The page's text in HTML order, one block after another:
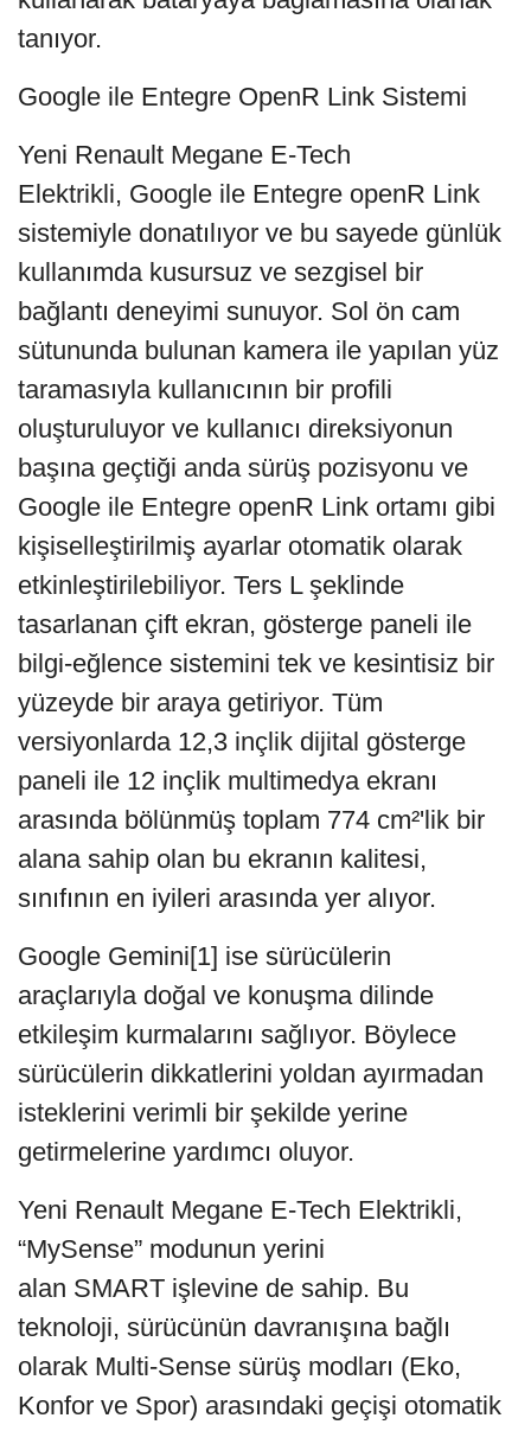
tanıyor.
Google ile Entegre OpenR Link Sistemi
Yeni Renault Megane E-Tech
Elektrikli, Google ile Entegre openR Link
sistemiyle donatılıyor ve bu sayede günlük
kullanımda kusursuz ve sezgisel bir
bağlantı deneyimi sunuyor. Sol ön cam
sütununda bulunan kamera ile yapılan yüz
taramasıyla kullanıcının bir profili
oluşturuluyor ve kullanıcı direksiyonun
başına geçtiği anda sürüş pozisyonu ve
Google ile Entegre openR Link ortamı gibi
kişiselleştirilmiş ayarlar otomatik olarak
etkinleştirilebiliyor. Ters L şeklinde
tasarlanan çift ekran, gösterge paneli ile
bilgi-eğlence sistemini tek ve kesintisiz bir
yüzeyde bir araya getiriyor. Tüm
versiyonlarda 12,3 inçlik dijital gösterge
paneli ile 12 inçlik multimedya ekranı
arasında bölünmüş toplam 774 cm²'lik bir
alana sahip olan bu ekranın kalitesi,
sınıfının en iyileri arasında yer alıyor.
Google Gemini[1] ise sürücülerin
araçlarıyla doğal ve konuşma dilinde
etkileşim kurmalarını sağlıyor. Böylece
sürücülerin dikkatlerini yoldan ayırmadan
isteklerini verimli bir şekilde yerine
getirmelerine yardımcı oluyor.
Yeni Renault Megane E-Tech Elektrikli,
“MySense” modunun yerini
alan SMART işlevine de sahip. Bu
teknoloji, sürücünün davranışına bağlı
olarak Multi-Sense sürüş modları (Eko,
Konfor ve Spor) arasındaki geçişi otomatik